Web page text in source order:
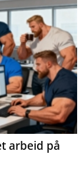
arbeid på